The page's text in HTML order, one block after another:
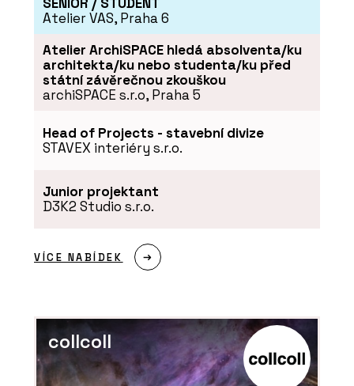
ČLÁNKY
EFEKTA – obkladový systém
promyšlený do všech detailů
Moderní dům, na kterém není potřeba
nic měnit
Atelier VAS, Praha 6
Atelier ArchiSPACE hledá absolventa/ku
architekta/ku nebo studenta/ku před
státní závěrečnou zkouškou
archiSPACE s.r.o, Praha 5
Head of Projects - stavební divize
STAVEX interiéry s.r.o.
Junior projektant
D3K2 Studio s.r.o.
VÍCE NABÍDEK
collcoll